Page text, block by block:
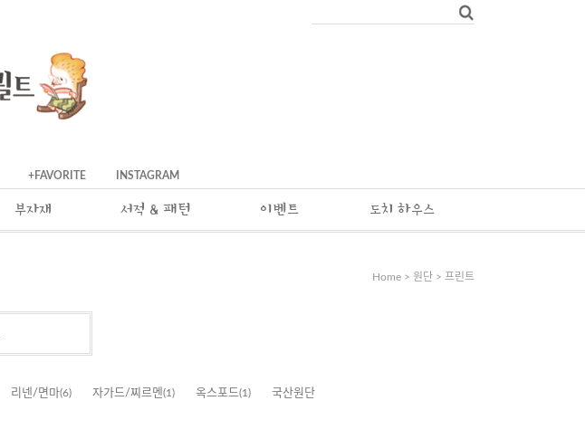
+FAVORITE INSTAGRAM
부자재 서적 & 패턴 이벤트 도치 하우스
Home > 원단 > 프린트
리넨/면마(6) 자가드/찌르멘(1) 옥스포드(1) 국산원단